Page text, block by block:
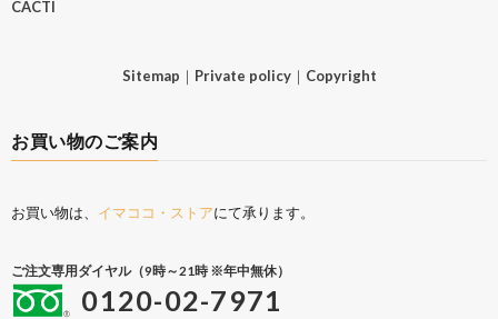
CACTI
Sitemap ｜ Private policy｜ Copyright
お買い物のご案内
お買い物は、 イマココ・ストアにて承ります。
ご注文専用ダイヤル（9時～21時 ※年中無休）
0120-02-7971